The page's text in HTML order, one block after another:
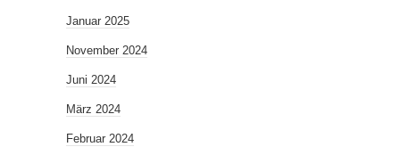
Januar 2025
November 2024
Juni 2024
März 2024
Februar 2024